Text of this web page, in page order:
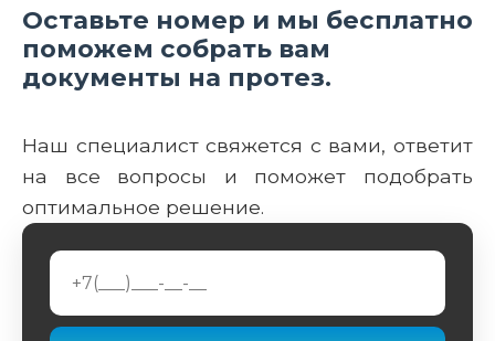
Оставьте номер и мы бесплатно
поможем собрать вам
документы на протез.
Наш специалист свяжется с вами, ответит
на все вопросы и поможет подобрать
оптимальное решение.